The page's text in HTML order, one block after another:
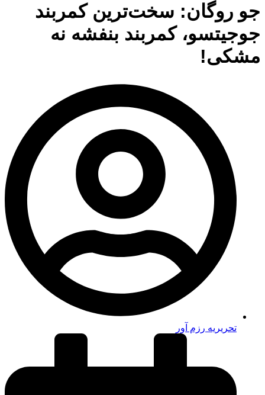
جو روگان: سخت‌ترین کمربند
جوجیتسو، کمربند بنفشه نه
مشکی!
تحریریه رزم آور